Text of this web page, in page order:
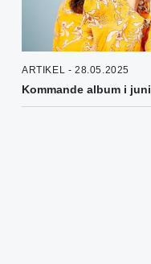
ARTIKEL - 28.05.2025
Kommande album i juni